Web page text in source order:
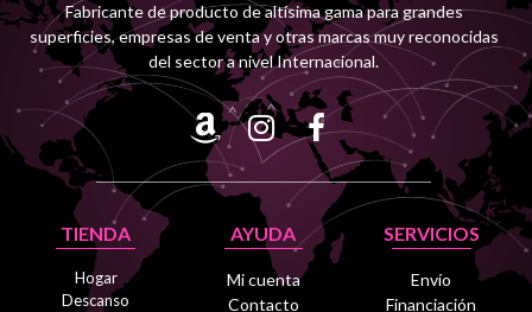
Fabricante de producto de altísima gama para grandes
superficies, empresas de venta y otras marcas muy reconocidas
del sector a nivel Internacional.
TIENDA
Hogar
Descanso
AYUDA
Mi cuenta
Contacto
SERVICIOS
Envío
Financiación